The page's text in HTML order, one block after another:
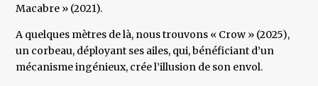
Macabre » (2021).
A quelques mètres de là, nous trouvons « Crow » (2025),
un corbeau, déployant ses ailes, qui, bénéficiant d’un
mécanisme ingénieux, crée l’illusion de son envol.